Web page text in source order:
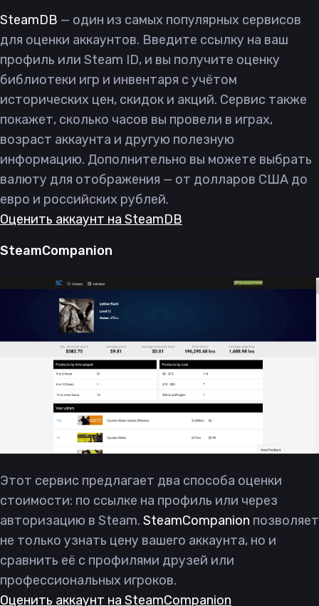
SteamDB — один из самых популярных сервисов
для оценки аккаунтов. Введите ссылку на ваш
профиль или Steam ID, и вы получите оценку
библиотеки игр и инвентаря с учётом
исторических цен, скидок и акций. Сервис также
покажет, сколько часов вы провели в играх,
возраст аккаунта и другую полезную
информацию. Дополнительно вы можете выбрать
валюту для отображения — от долларов США до
евро и российских рублей.
Оценить аккаунт на SteamDB
SteamCompanion
Этот сервис предлагает два способа оценки
стоимости: по ссылке на профиль или через
авторизацию в Steam. SteamCompanion позволяет
не только узнать цену вашего аккаунта, но и
сравнить её с профилями друзей или
профессиональных игроков.
Оценить аккаунт на SteamCompanion